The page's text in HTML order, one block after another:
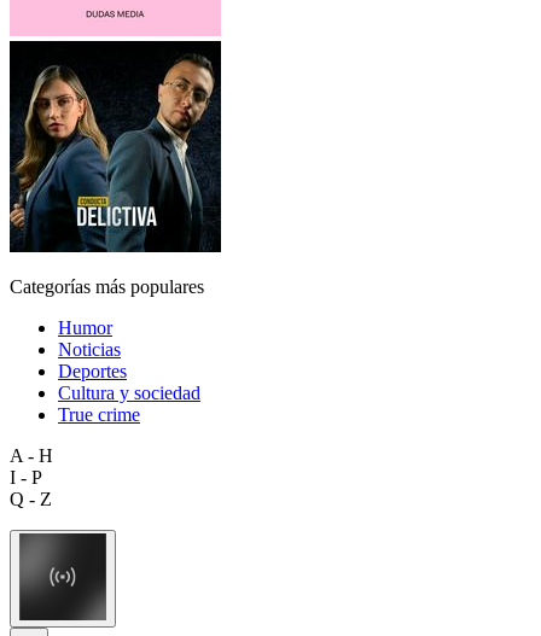
Categorías más populares
Humor
Noticias
Deportes
Cultura y sociedad
True crime
A - H
I - P
Q - Z